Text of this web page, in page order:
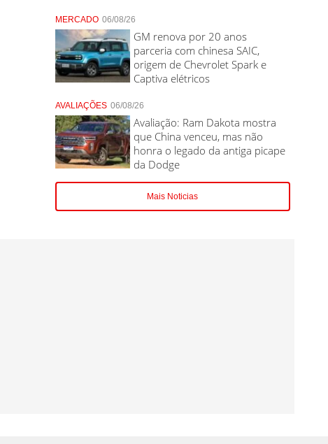
MERCADO 06/08/26
GM renova por 20 anos
parceria com chinesa SAIC,
origem de Chevrolet Spark e
Captiva elétricos
AVALIAÇÕES 06/08/26
Avaliação: Ram Dakota mostra
que China venceu, mas não
honra o legado da antiga picape
da Dodge
Mais Noticias